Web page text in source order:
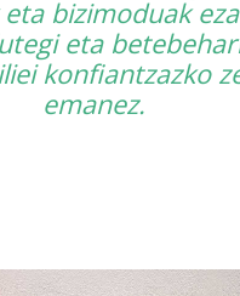
bizimoduak
eta
konfiantzazko
emanez.